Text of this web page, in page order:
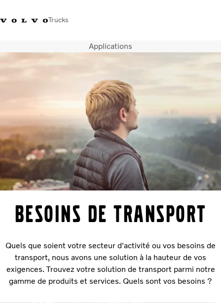
Trucks
Merchandise shopConnexion
Notre société
Presse et médias
Nous contacter
Transition énergétique
Votre garage
Applications
Besoins de transport
Quels que soient votre secteur d'activité ou vos besoins de
transport, nous avons une solution à la hauteur de vos
exigences. Trouvez votre solution de transport parmi notre
gamme de produits et services. Quels sont vos besoins ?